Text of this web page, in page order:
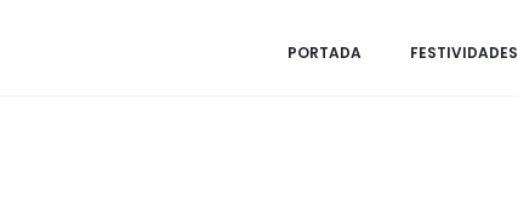
PORTADA FESTIVIDADES